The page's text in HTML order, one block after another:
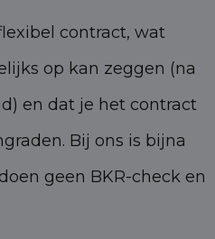
contract, wat
op kan zeggen (na
en dat je het contract
Bij ons is bijna
geen BKR-check en